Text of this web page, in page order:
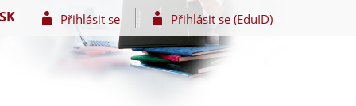
SK Přihlásit se Přihlásit se (EduID)